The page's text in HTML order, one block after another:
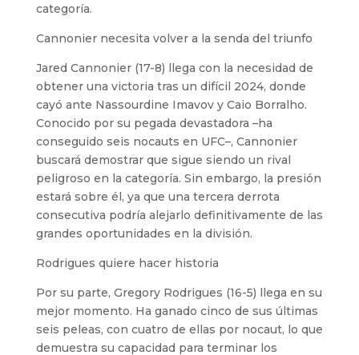
categoría.
Cannonier necesita volver a la senda del triunfo
Jared Cannonier (17-8) llega con la necesidad de
obtener una victoria tras un difícil 2024, donde
cayó ante Nassourdine Imavov y Caio Borralho.
Conocido por su pegada devastadora –ha
conseguido seis nocauts en UFC–, Cannonier
buscará demostrar que sigue siendo un rival
peligroso en la categoría. Sin embargo, la presión
estará sobre él, ya que una tercera derrota
consecutiva podría alejarlo definitivamente de las
grandes oportunidades en la división.
Rodrigues quiere hacer historia
Por su parte, Gregory Rodrigues (16-5) llega en su
mejor momento. Ha ganado cinco de sus últimas
seis peleas, con cuatro de ellas por nocaut, lo que
demuestra su capacidad para terminar los